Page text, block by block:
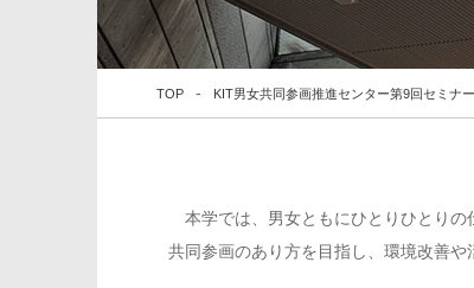
TOP KIT男女共同参画推進センター第9回セミナー
本学では、男女ともにひとりひとり
共同参画のあり方を目指し、環境改善や